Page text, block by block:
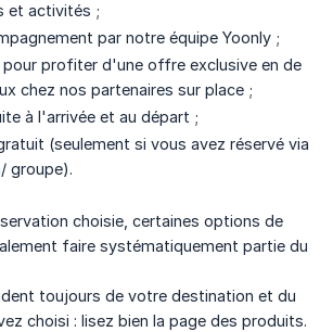
et activités ;
par notre équipe Yoonly ;
pour profiter d'une offre exclusive en de
chez nos partenaires sur place ;
à l'arrivée et au départ ;
(seulement si vous avez réservé via
groupe).
choisie, certaines options de
faire systématiquement partie du
toujours de votre destination et du
choisi : lisez bien la page des produits.